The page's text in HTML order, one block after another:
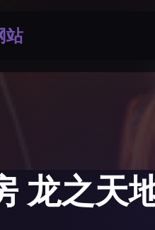
站
龙之